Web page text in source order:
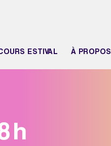
ESTIVAL À PROPOS